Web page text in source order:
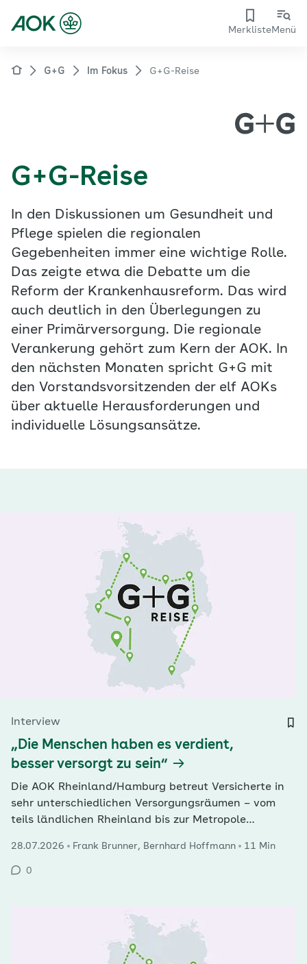
MerklisteMenü
G+G Im Fokus G+G-Reise
G+G-Reise
In den Diskussionen um Gesundheit und
Pflege spielen die regionalen
Gegebenheiten immer eine wichtige Rolle.
Das zeigte etwa die Debatte um die
Reform der Krankenhausreform. Das wird
auch deutlich in den Überlegungen zu
einer Primärversorgung. Die regionale
Verankerung gehört zum Kern der AOK. In
den nächsten Monaten spricht G+G mit
den Vorstandsvorsitzenden der elf AOKs
über aktuelle Herausforderungen und
individuelle Lösungsansätze.
Interview
„Die Menschen haben es verdient,
besser versorgt zu sein“
Die AOK Rheinland/Hamburg betreut Versicherte in
sehr unterschiedlichen Versorgungsräumen – vom
teils ländlichen Rheinland bis zur Metropole
Vorstandsvorsitzende Günter Wältermann, warum
rechnerische Überversorgung häufig am
28.07.2026 Frank Brunner, Bernhard Hoffmann 11 Min
0